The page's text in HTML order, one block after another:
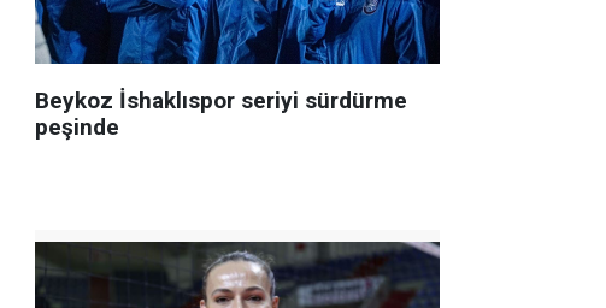
Beykoz İshaklıspor seriyi sürdürme
peşinde